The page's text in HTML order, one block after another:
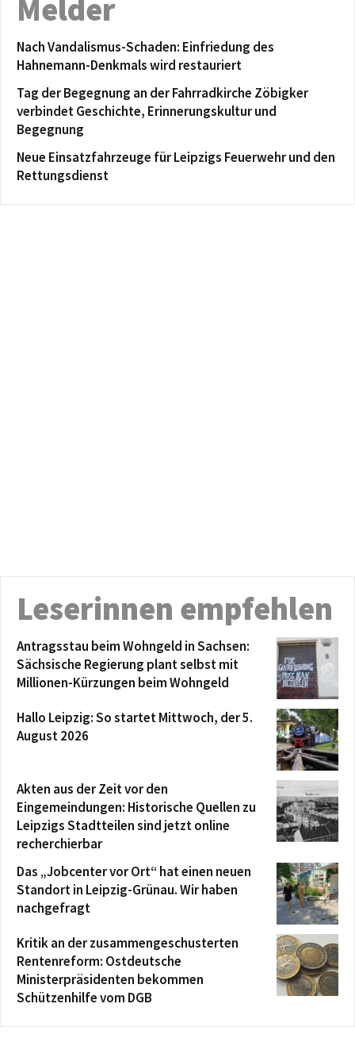
Melder
Nach Vandalismus-Schaden: Einfriedung des
Hahnemann-Denkmals wird restauriert
Tag der Begegnung an der Fahrradkirche Zöbigker
verbindet Geschichte, Erinnerungskultur und
Begegnung
Neue Einsatzfahrzeuge für Leipzigs Feuerwehr und den
Rettungsdienst
Leserinnen empfehlen
Antragsstau beim Wohngeld in Sachsen:
Sächsische Regierung plant selbst mit
Millionen-Kürzungen beim Wohngeld
Hallo Leipzig: So startet Mittwoch, der 5.
August 2026
Akten aus der Zeit vor den
Eingemeindungen: Historische Quellen zu
Leipzigs Stadtteilen sind jetzt online
recherchierbar
Das „Jobcenter vor Ort“ hat einen neuen
Standort in Leipzig-Grünau. Wir haben
nachgefragt
Kritik an der zusammengeschusterten
Rentenreform: Ostdeutsche
Ministerpräsidenten bekommen
Schützenhilfe vom DGB